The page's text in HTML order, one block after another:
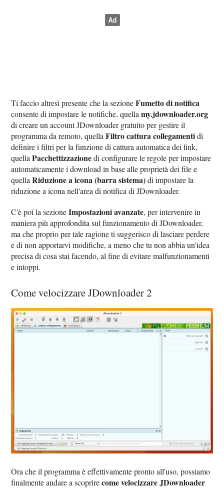
Ti faccio altresì presente che la sezioneFumetto di notifica
consente di impostare le notifiche, quellamy.jdownloader.org
di creare un account JDownloader gratuito per gestire il
programma da remoto, quellaFiltro cattura collegamentidi
definire i filtri per la funzione di cattura automatica dei link,
quellaPacchettizzazionedi configurare le regole per impostare
automaticamente i download in base alle proprietà dei file e
quellaRiduzione a icona (barra sistema)di impostare la
riduzione a icona nell'area di notifica di JDownloader.
C'è poi la sezioneImpostazioni avanzate, per intervenire in
maniera più approfondita sul funzionamento di JDownloader,
ma che proprio per tale ragione ti suggerisco di lasciare perdere
e di non apportarvi modifiche, a meno che tu non abbia un'idea
precisa di cosa stai facendo, al fine di evitare malfunzionamenti
e intoppi.
Come velocizzare JDownloader 2
Ora che il programma è effettivamente pronto all'uso, possiamo
finalmente andare a scoprirecome velocizzare JDownloader